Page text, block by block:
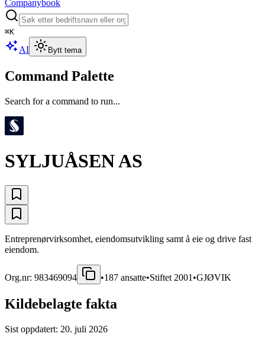
Companybook
⌘K
AI Bytt tema
Command Palette
Search for a command to run...
SYLJUÅSEN AS
Entreprenørvirksomhet, eiendomsutvikling samt å eie og drive fast
eiendom.
Org.nr: 983469094 •187 ansatte•Stiftet 2001 •GJØVIK
Kildebelagte fakta
Sist oppdatert: 20. juli 2026